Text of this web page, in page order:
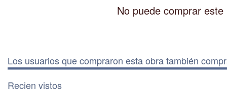
No puede comprar
Los usuarios que compraron esta obra también
Recien vistos